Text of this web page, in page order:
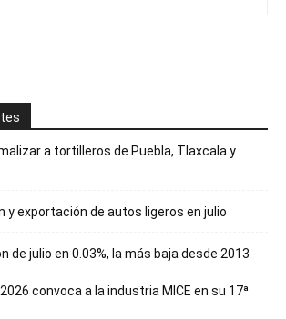
a tortilleros de Puebla, Tlaxcala y
y exportación de autos ligeros en julio
de julio en 0.03%, la más baja desde 2013
convoca a la industria MICE en su 17ª